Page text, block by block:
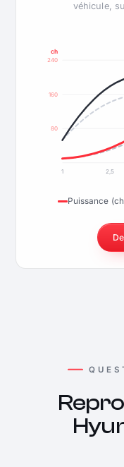
véhicule,
80
160
240
ch
1 2,5
Puissance